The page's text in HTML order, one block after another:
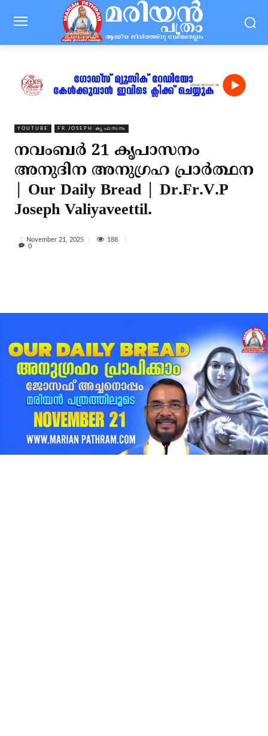
YOUTUBE FR JOSEPH കൃപാസനം
നവംബർ 21 കൃപാസനം
അനുദിന അനുഗ്രഹ പ്രാർത്ഥന
| Our Daily Bread | Dr.Fr.V.P
Joseph Valiyaveettil.
November 21, 2025
188
0